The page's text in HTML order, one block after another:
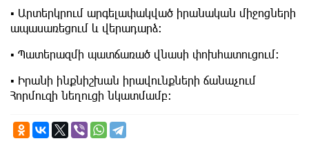
▪️ Արտերկրում արգելափակված իրանական միջոցների
ապասառեցում և վերադարձ։
▪️ Պատերազմի պատճառած վնասի փոխհատուցում։
▪️ Իրանի ինքնիշխան իրավունքների ճանաչում
Հորմուզի նեղուցի նկատմամբ։